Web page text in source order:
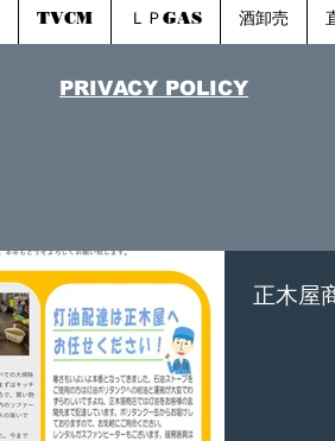
TVCM ＬＰGAS 酒卸売
​PRIVACY POLICY
正木屋